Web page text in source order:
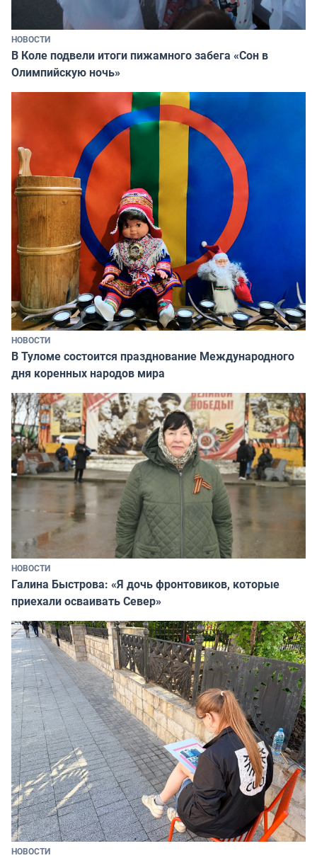
НОВОСТИ
В Коле подвели итоги пижамного забега «Сон в
Олимпийскую ночь»
НОВОСТИ
В Туломе состоится празднование Международного
дня коренных народов мира
НОВОСТИ
Галина Быстрова: «Я дочь фронтовиков, которые
приехали осваивать Север»
НОВОСТИ